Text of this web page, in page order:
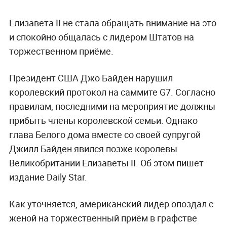
Елизавета II не стала обращать внимание на это
и спокойно общалась с лидером Штатов на
торжественном приёме.
Президент США Джо Байден нарушил
королевский протокол на саммите G7. Согласно
правилам, последними на мероприятие должны
прибыть члены королевской семьи. Однако
глава Белого дома вместе со своей супругой
Джилл Байден явился позже королевы
Великобритании Елизаветы II. Об этом пишет
издание Daily Star.
Как уточняется, американский лидер опоздал с
женой на торжественный приём в графстве